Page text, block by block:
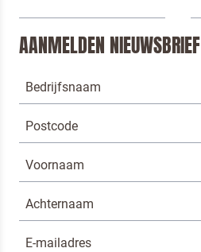
AANMELDEN NIEUWSBRIEF